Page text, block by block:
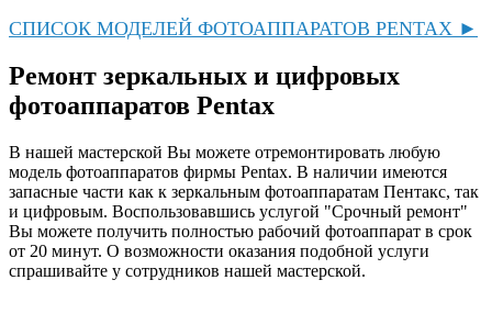
СПИСОК МОДЕЛЕЙ ФОТОАППАРАТОВ PENTAX ►
Ремонт зеркальных и цифровых
фотоаппаратов Pentax
В нашей мастерской Вы можете отремонтировать любую
модель фотоаппаратов фирмы Pentax. В наличии имеются
запасные части как к зеркальным фотоаппаратам Пентакс, так
и цифровым. Воспользовавшись услугой "Срочный ремонт"
Вы можете получить полностью рабочий фотоаппарат в срок
от 20 минут. О возможности оказания подобной услуги
спрашивайте у сотрудников нашей мастерской.